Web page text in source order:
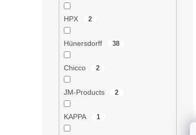
HPX 2
Hünersdorff 38
Chicco 2
JM-Products 2
KAPPA 1